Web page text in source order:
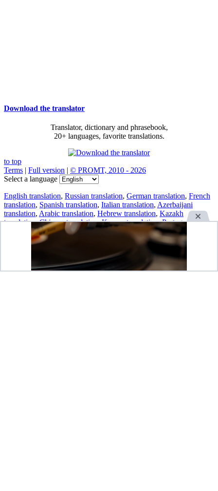
Download the translator
Translator, dictionary and phrasebook,
20+ languages, favorite translations.
to top
Terms | Full version | © PROMT, 2010 - 2026
Select a language
English translation, Russian translation, German translation, French
translation, Spanish translation, Italian translation, Azerbaijani
translation, Arabic translation, Hebrew translation, Kazakh
translation,Chinese translation,Korean translation,Portuguese
translation,Tatar translation, Turkish translation,Turkmen
translation,Uzbek translation Ukrainian translation, Finnish
English conjugation German conjugation
Italian conjugation,Portuguese conjugation ,Russian conjugation